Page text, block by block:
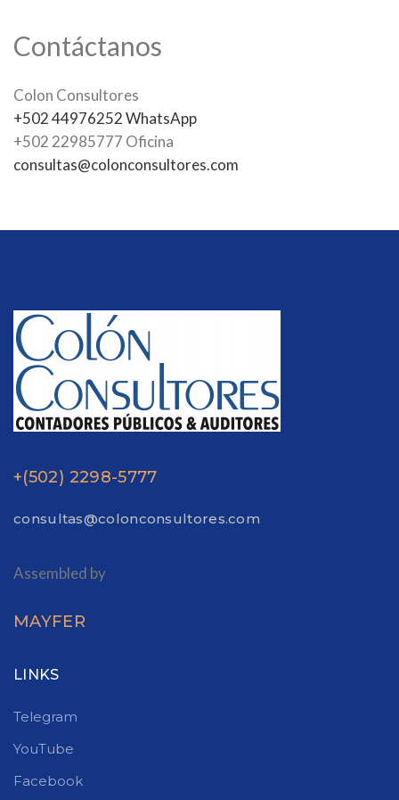
Contáctanos
Colon Consultores
+502 44976252 WhatsApp
+502 22985777 Oficina
consultas@colonconsultores.com
+(502) 2298-5777
consultas@colonconsultores.com
Assembled by
MAYFER
LINKS
Telegram
YouTube
Facebook